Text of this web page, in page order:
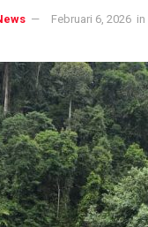
Februari 6, 2026 in